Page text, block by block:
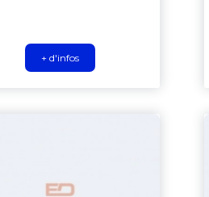
+ d'infos